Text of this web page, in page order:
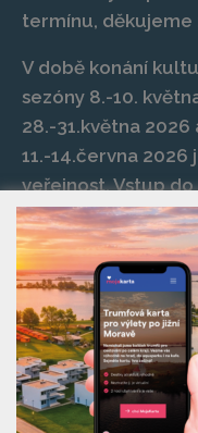
termínu, děkujeme
V době konání
sezóny 8.-10.
28.-31.května
11.-14.června
veřejnost. Vstup
po zaplacení
Telefon:+420 519
E-mail:
SPOJTE SE S NÁMI